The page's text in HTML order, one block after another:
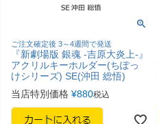
ご注文確定後 3～4週間で発送
『新劇場版 銀魂 -吉原大炎上-』
アクリルキーホルダー(ちぽっ
けシリーズ) SE(沖田 総悟)
当店特別価格 ¥880税込